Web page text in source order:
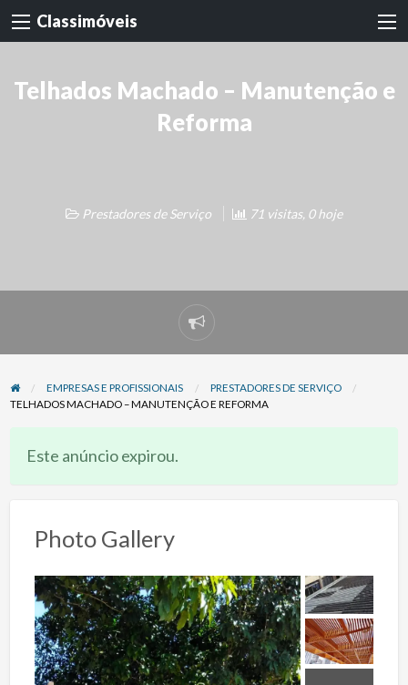
Classimóveis
Telhados Machado – Manutenção e
Reforma
Prestadores de Serviço 71 visitas, 0 hoje
Denunciar
problema
EMPRESAS E PROFISSIONAIS
PRESTADORES DE SERVIÇO
TELHADOS MACHADO – MANUTENÇÃO E REFORMA
Este anúncio expirou.
Photo Gallery